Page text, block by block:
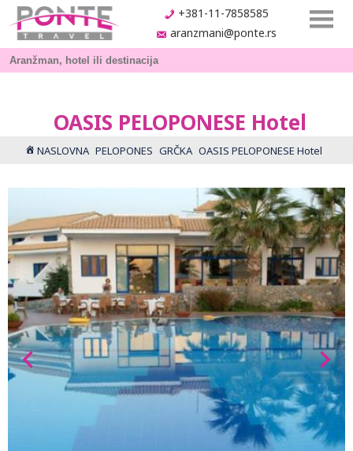
+381-11-7858585
aranzmani@ponte.rs
OASIS PELOPONESE Hotel
NASLOVNA PELOPONES GRČKA OASIS PELOPONESE Hotel